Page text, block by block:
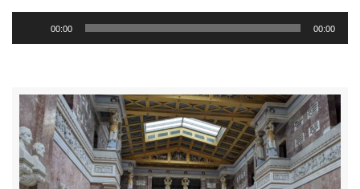
Player
00:00 00:00